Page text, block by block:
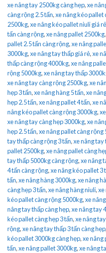
xe nâng tay 2500kg càng hẹp,xe
càng rộng 2.5 tấn,xe nâng kéo pallet
2500kg,xe nâng kéo pallet niuli giá rẻ
tấn càng rộng,xe nâng pallet 2500kg,
pallet 2.5 tấn càng rộng,xe nâng
3000kg,xe nâng tay thấp giá rẻ,xe
thấp càng rộng 4000kg,xe nâng
rộng 5000kg,xe nâng tay thấp
xe nâng tay càng rộng 2500kg,xe
hẹp 3 tấn,xe nâng hàng 5 tấn,xe
hẹp 2.5 tấn,xe nâng pallet 4 tấn,xe
nâng kéo pallet càng rộng 3000kg,
xe nâng tay càng hẹp 3000kg,xe
hẹp 2.5 tấn,xe nâng pallet càng rộng
tay thấp càng rộng 3 tấn,xe nâng tay
pallet 2500kg,xe nâng pallet càng
tay thấp 5000kg càng rộng,xe nâng
4 tấn càng rộng,xe nâng kéo pallet 3
tấn,xe nâng hàng 3000kg,xe nâng
càng hẹp 3 tấn,xe nâng hàng niuli,xe
kéo pallet càng rộng 5000kg,xe
nâng tay thấp càng hẹp,xe nâng tay
kéo pallet càng hẹp 3 tấn,xe nâng
rộng,xe nâng tay thấp 3 tấn càng hẹp,
kéo pallet 3000kg càng hẹp,xe nâng
tấn,xe nâng pallet 3000kg,xe nâng